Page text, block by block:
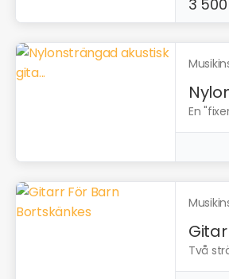
3
En
Två